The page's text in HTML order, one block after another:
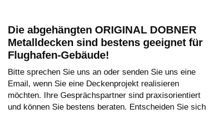
Die abgehängten ORIGINAL DOBNER
Metalldecken sind bestens geeignet für
Flughafen-Gebäude!
Bitte sprechen Sie uns an oder senden Sie uns eine
Email, wenn Sie eine Deckenprojekt realisieren
möchten. Ihre Gesprächspartner sind praxisorientiert
und können Sie bestens beraten. Entscheiden Sie sich